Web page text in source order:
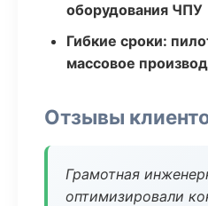
оборудования ЧПУ
Гибкие сроки:
массовое
Отзывы
Грамотная
оптимизировали